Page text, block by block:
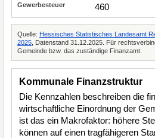
460
Quelle: Hessisches Statistisches Landesamt
2025 , Datenstand 31.12.2025. Für
Gemeinde bzw. das zuständige Finanzamt.
Kommunale Finanzstruktur
Die Kennzahlen beschreiben die
wirtschaftliche Einordnung der
ist das ein Makrofaktor: höhere
können auf einen tragfähigeren